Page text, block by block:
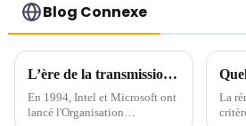
Blog Connexe
L’ère de la transmission à grande vitesse arrive – USB 4.0
En 1994, Intel et Microsoft ont
lancé l'Organisation
La